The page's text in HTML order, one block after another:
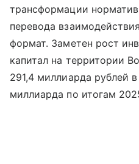
трансформации
перевода
формат. Заметен рост
капитал на территории
291,4 миллиарда рублей
миллиарда по итогам